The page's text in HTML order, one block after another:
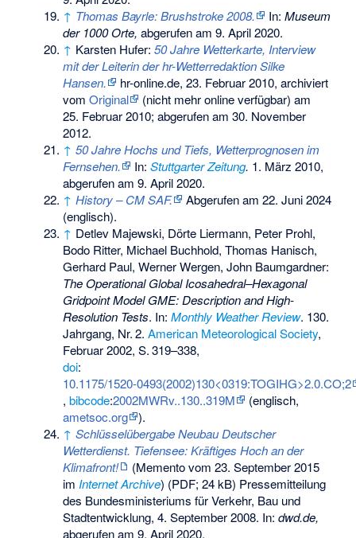
↑ Thomas Bayrle: Brushstroke 2008. In:Museum
der 1000 Orte, abgerufen am 9. April 2020.
↑ Karsten Hufer:50 Jahre Wetterkarte, Interview
mit der Leiterin der hr-Wetterredaktion Silke
Hansen.
hr-online.de, 23. Februar 2010, archiviert
vomOriginal
(nicht mehr online verfügbar) am
25. Februar 2010; abgerufen am 30. November
2012.
↑ 50 Jahre Hochs und Tiefs, Wetterprognosen im
Fernsehen.
In:Stuttgarter Zeitung. 1. März 2010,
abgerufen am 9. April 2020.
↑ History – CM SAF.
Abgerufen am 22. Juni 2024
(englisch).
↑ Detlev Majewski, Dörte Liermann, Peter Prohl,
Bodo Ritter, Michael Buchhold, Thomas Hanisch,
Gerhard Paul, Werner Wergen, John Baumgardner:
The Operational Global Icosahedral–Hexagonal
Gridpoint Model GME: Description and High-
Resolution Tests. In:Monthly Weather Review. 130.
Jahrgang, Nr.2.American Meteorological Society,
Februar 2002,S.319–338,
doi:
10.1175/1520-0493(2002)130<0319:TOGIHG>2.0.CO;2
,bibcode:2002MWRv..130..319M
(englisch,
ametsoc.org
).
↑ Schlüsselübergabe Neubau Deutscher
Wetterdienst. Tiefensee: Kräftiges Hoch an der
Klimafront!
(Mementovom 23. September 2015
imInternet Archive) (PDF; 24 kB) Pressemitteilung
des Bundesministeriums für Verkehr, Bau und
Stadtentwicklung, 4. September 2008. In:dwd.de,
abgerufen am 9. April 2020.